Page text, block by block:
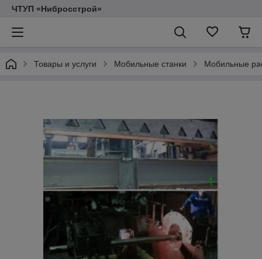
ЧТУП «Нибросстрой»
Товары и услуги Мобильные станки Мобильные